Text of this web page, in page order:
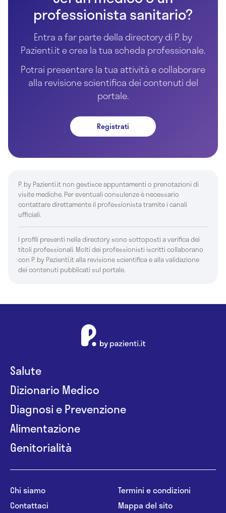
professionista sanitario?
Entra a far parte della directory di P. by
Pazienti.it e crea la tua scheda professionale.
Potrai presentare la tua attività e collaborare
alla revisione scientifica dei contenuti del
portale.
Registrati
P. by Pazienti.it non gestisce appuntamenti o prenotazioni di
visite mediche. Per eventuali consulenze è necessario
contattare direttamente il professionista tramite i canali
ufficiali.
I profili presenti nella directory sono sottoposti a verifica dei
titoli professionali. Molti dei professionisti iscritti collaborano
con P. by Pazienti.it alla revisione scientifica e alla validazione
dei contenuti pubblicati sul portale.
Salute
Dizionario Medico
Diagnosi e Prevenzione
Alimentazione
Genitorialità
Chi siamo
Contattaci
Termini e condizioni
Mappa del sito